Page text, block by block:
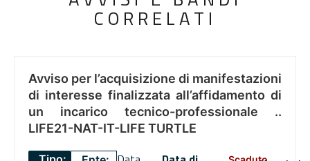
CORRELATI
Avviso per l’acquisizione di manifestazioni
di interesse finalizzata all’affidamento di
un incarico tecnico-professionale ..
LIFE21-NAT-IT-LIFE TURTLE